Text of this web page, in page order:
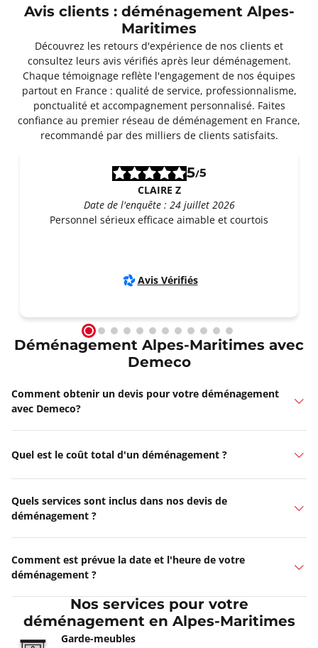
Avis clients : déménagement Alpes-
Maritimes
Découvrez les retours d'expérience de nos clients et
consultez leurs avis vérifiés après leur déménagement.
Chaque témoignage reflète l'engagement de nos équipes
partout en France : qualité de service, professionnalisme,
ponctualité et accompagnement personnalisé. Faites
confiance au premier réseau de déménagement en France,
recommandé par des milliers de clients satisfaits.
5/5
CLAIRE Z
Date de l'enquête : 24 juillet 2026
Personnel sérieux efficace aimable et courtois
Avis Vérifiés
Déménagement Alpes-Maritimes avec
Demeco
Comment obtenir un devis pour votre déménagement
avec Demeco?
Quel est le coût total d'un déménagement ?
Quels services sont inclus dans nos devis de
déménagement ?
Comment est prévue la date et l'heure de votre
déménagement ?
Nos services pour votre
déménagement en Alpes-Maritimes
Garde-meubles